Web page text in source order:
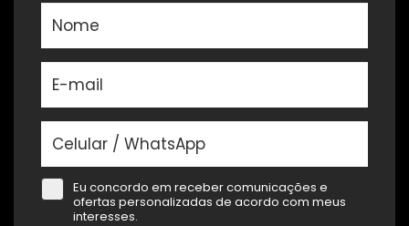
Eu concordo em receber comunicações e
ofertas personalizadas de acordo com meus
interesses.